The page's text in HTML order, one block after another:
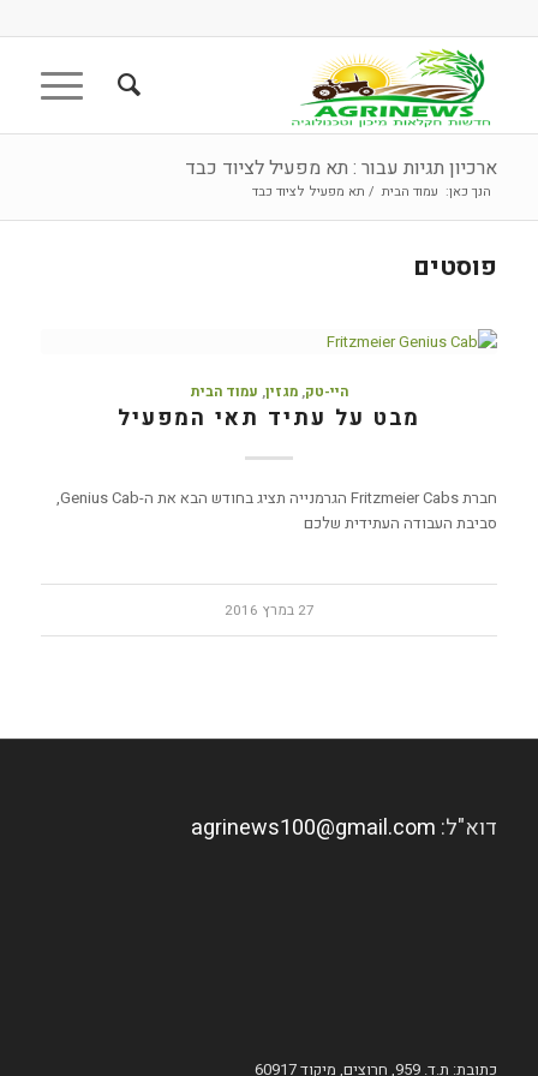
ארכיון תגיות עבור : תא מפעיל לציוד כבד
הנך כאן: עמוד הבית / תא מפעיל לציוד כבד
פוסטים
היי-טק,מגזין, עמוד הבית
מבט על עתיד תאי המפעיל
חברת Fritzmeier Cabs הגרמנייה תציג בחודש הבא את ה-Genius Cab,
סביבת העבודה העתידית שלכם
27 במרץ 2016
דוא"ל: agrinews100@gmail.com
כתובת: ת.ד. 959, חרוצים, מיקוד 60917